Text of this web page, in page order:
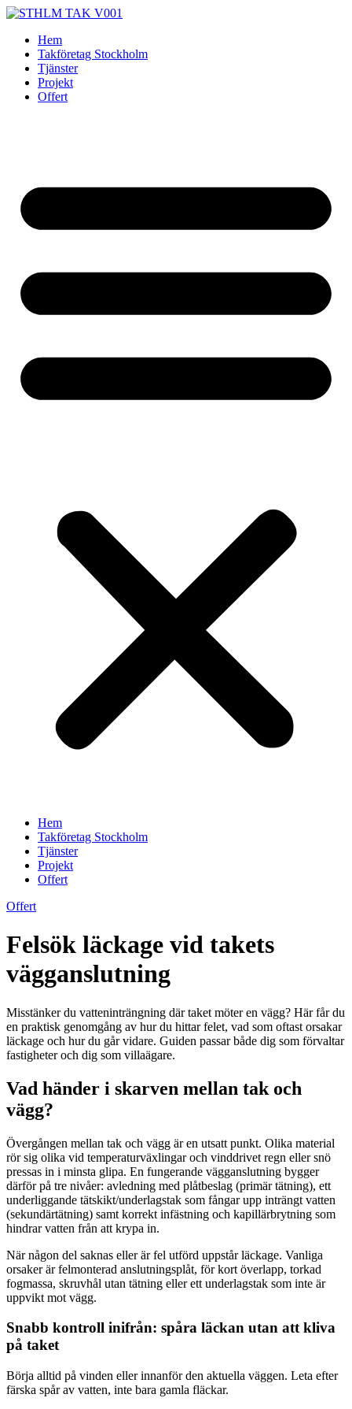
Skip
contentHem
Takföretag Stockholm
Tjänster
Projekt
Offert
Hem
Takföretag Stockholm
Tjänster
Projekt
Offert
Offert
Felsök läckage vid takets
vägganslutning
Misstänker du vatteninträngning där taket möter en vägg? Här får du
en praktisk genomgång av hur du hittar felet, vad som oftast orsakar
läckage och hur du går vidare. Guiden passar både dig som förvaltar
fastigheter och dig som villaägare.
Vad händer i skarven mellan tak och
vägg?
Övergången mellan tak och vägg är en utsatt punkt. Olika material
rör sig olika vid temperaturväxlingar och vinddrivet regn eller snö
pressas in i minsta glipa. En fungerande vägganslutning bygger
därför på tre nivåer: avledning med plåtbeslag (primär tätning), ett
underliggande tätskikt/underlagstak som fångar upp inträngt vatten
(sekundärtätning) samt korrekt infästning och kapillärbrytning som
hindrar vatten från att krypa in.
När någon del saknas eller är fel utförd uppstår läckage. Vanliga
orsaker är felmonterad anslutningsplåt, för kort överlapp, torkad
fogmassa, skruvhål utan tätning eller ett underlagstak som inte är
uppvikt mot vägg.
Snabb kontroll inifrån: spåra läckan utan att kliva
på taket
Börja alltid på vinden eller innanför den aktuella väggen. Leta efter
färska spår av vatten, inte bara gamla fläckar.